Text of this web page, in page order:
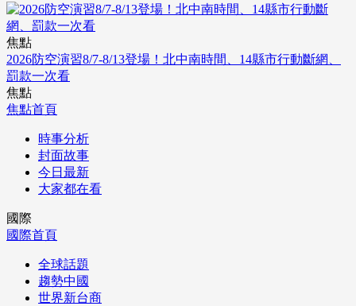
焦點
2026防空演習8/7-8/13登場！北中南時間、14縣市行動斷網、
罰款一次看
焦點
焦點首頁
時事分析
封面故事
今日最新
大家都在看
國際
國際首頁
全球話題
趨勢中國
世界新台商